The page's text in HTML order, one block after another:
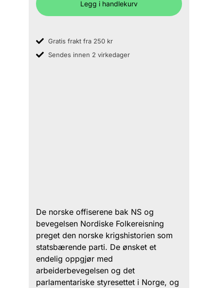
Legg i handlekurv
Gratis frakt fra 250 kr
Sendes innen 2 virkedager
De norske offiserene bak NS og
bevegelsen Nordiske Folkereisning
preget den norske krigshistorien som
statsbærende parti. De ønsket et
endelig oppgjør med
arbeiderbevegelsen og det
parlamentariske styresettet i Norge, og